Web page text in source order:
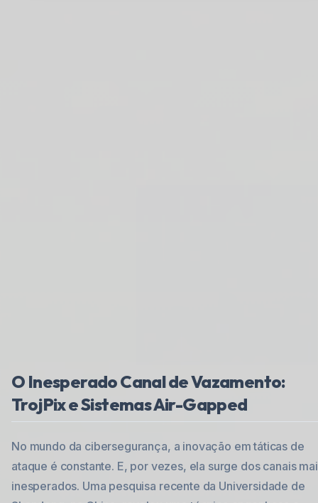
O Inesperado Canal de Vazamento:
TrojPix e Sistemas Air-Gapped
No mundo da cibersegurança, a inovação em táticas de
ataque é constante. E, por vezes, ela surge dos canais
inesperados. Uma pesquisa recente da Universidade de